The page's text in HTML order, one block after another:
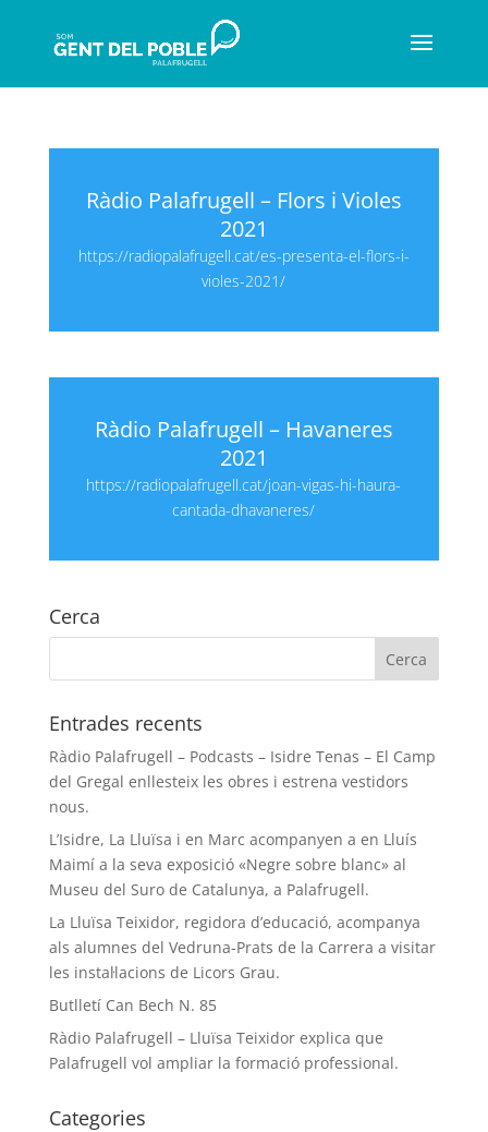
Ràdio Palafrugell – Flors i Violes
2021
https://radiopalafrugell.cat/es-presenta-el-flors-i-
violes-2021/
Ràdio Palafrugell – Havaneres
2021
https://radiopalafrugell.cat/joan-vigas-hi-haura-
cantada-dhavaneres/
Cerca
Entrades recents
Ràdio Palafrugell – Podcasts – Isidre Tenas – El Camp
del Gregal enllesteix les obres i estrena vestidors
nous.
L’Isidre, La Lluïsa i en Marc acompanyen a en Lluís
Maimí a la seva exposició «Negre sobre blanc» al
Museu del Suro de Catalunya, a Palafrugell.
La Lluïsa Teixidor, regidora d’educació, acompanya
als alumnes del Vedruna-Prats de la Carrera a visitar
les instal·lacions de Licors Grau.
Butlletí Can Bech N. 85
Ràdio Palafrugell – Lluïsa Teixidor explica que
Palafrugell vol ampliar la formació professional.
Categories